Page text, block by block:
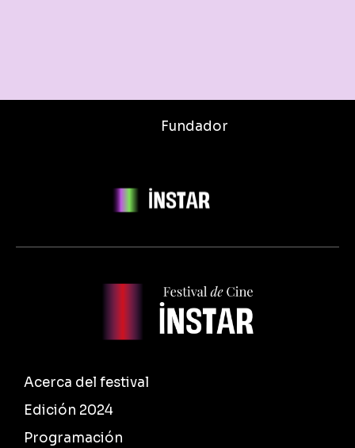
Fundador
Acerca del festival
Edición 2024
Programación